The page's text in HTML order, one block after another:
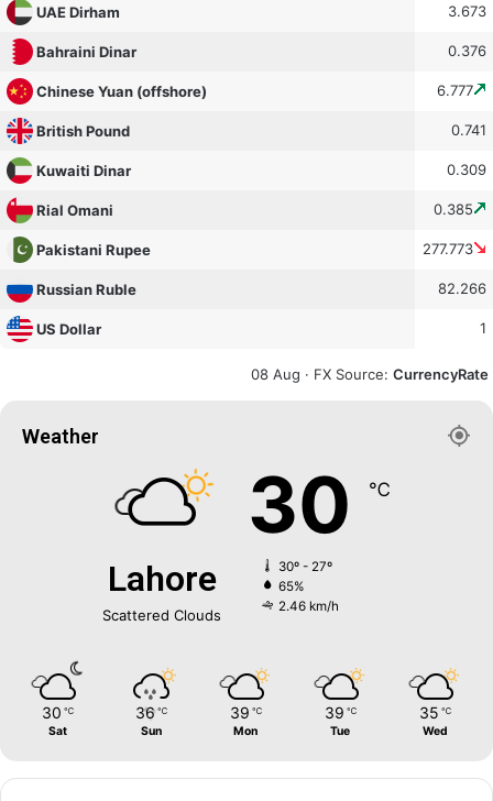
UAE Dirham 3.673
Bahraini Dinar 0.376
Chinese Yuan (offshore) 6.777
British Pound 0.741
Kuwaiti Dinar 0.309
Rial Omani 0.385
Pakistani Rupee 277.773
Russian Ruble 82.266
US Dollar 1
08 Aug · FX Source: CurrencyRate
Weather
Lahore
Scattered Clouds
30 ℃
30º - 27º
65%
2.46 km/h
30 ℃
Sat
36 ℃
Sun
39 ℃
Mon
39 ℃
Tue
35 ℃
Wed